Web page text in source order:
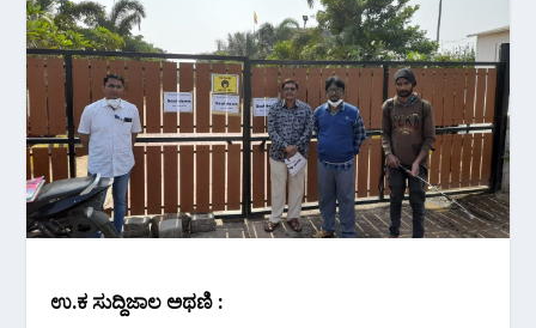
ಉ.ಕ ಸುದ್ದಿಜಾಲ ಅಥಣಿ :